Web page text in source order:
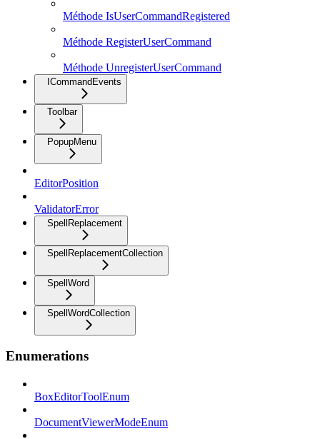
Méthode IsUserCommandRegistered
Méthode RegisterUserCommand
Méthode UnregisterUserCommand
ICommandEvents
Toolbar
PopupMenu
EditorPosition
ValidatorError
SpellReplacement
SpellReplacementCollection
SpellWord
SpellWordCollection
Enumerations
BoxEditorToolEnum
DocumentViewerModeEnum